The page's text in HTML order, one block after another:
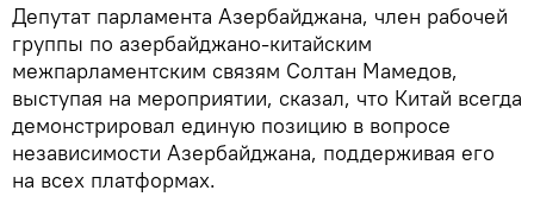
Депутат парламента Азербайджана, член рабочей
группы по азербайджано-китайским
межпарламентским связям Солтан Мамедов,
выступая на мероприятии, сказал, что Китай всегда
демонстрировал единую позицию в вопросе
независимости Азербайджана, поддерживая его
на всех платформах.